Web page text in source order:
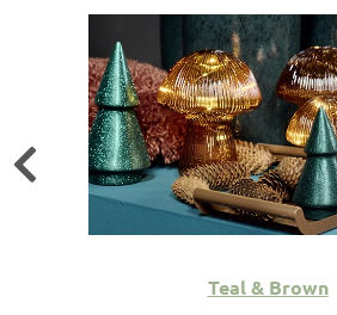
Teal & Brown